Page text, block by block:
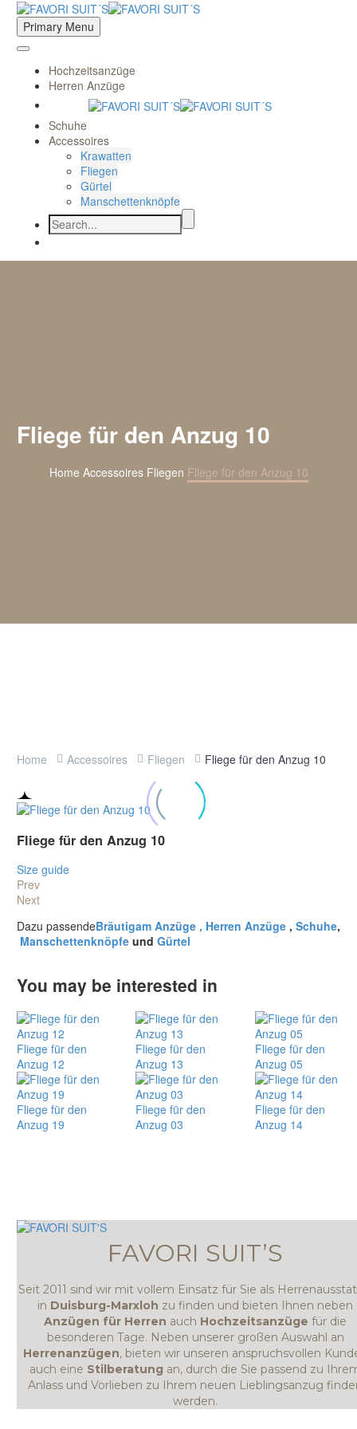
Primary Menu
Hochzeitsanzüge
Herren Anzüge
Schuhe
Accessoires
Krawatten
Fliegen
Gürtel
Manschettenknöpfe
Fliege für den Anzug 10
Home Accessoires Fliegen Fliege für den Anzug 10
Home Accessoires Fliegen Fliege für den Anzug 10
Fliege für den Anzug 10
Size guide
Prev
Next
Dazu passendeBräutigam Anzüge , Herren Anzüge , Schuhe,
Manschettenknöpfe und Gürtel
You may be interested in
Fliege für den
Anzug 12
Fliege für den
Anzug 13
Fliege für den
Anzug 05
Fliege für den
Anzug 19
Fliege für den
Anzug 03
Fliege für den
Anzug 14
FAVORI SUIT’S
Seit 2011 sind wir mit vollem Einsatz für Sie als
in Duisburg-Marxloh zu finden und bieten Ihnen neben
Anzügen für Herren auch Hochzeitsanzüge für die
besonderen Tage. Neben unserer großen Auswahl an
Herrenanzügen, bieten wir unseren anspruchsvollen
auch eine Stilberatung an, durch die Sie passend zu
Anlass und Vorlieben zu Ihrem neuen Lieblingsanzug
werden.